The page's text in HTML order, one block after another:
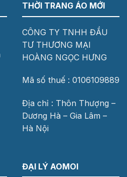
THỜI TRANG ÁO MỚI
CÔNG TY TNHH ĐẦU
TƯ THƯƠNG MẠI
HOÀNG NGỌC HƯNG
Mã số thuế : 0106109889
Địa chỉ : Thôn Thượng –
Dương Hà – Gia Lâm –
Hà Nội
ĐẠI LÝ AOMOI